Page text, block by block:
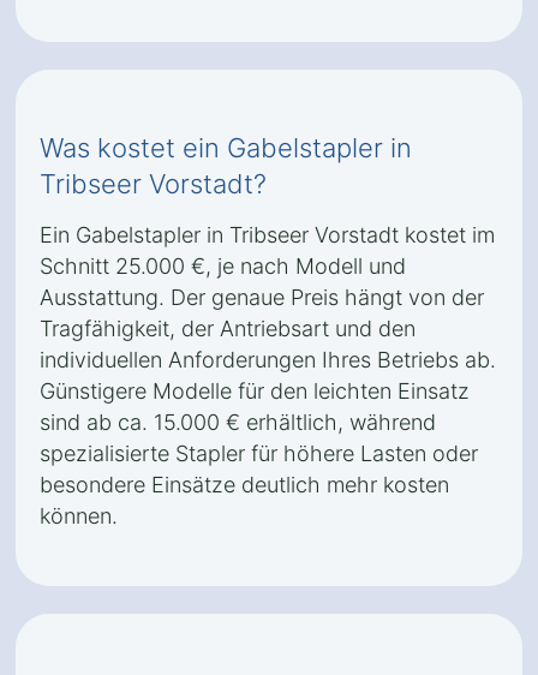
Was kostet ein Gabelstapler in
Tribseer Vorstadt?
Ein Gabelstapler in Tribseer Vorstadt kostet im
Schnitt 25.000 €, je nach Modell und
Ausstattung. Der genaue Preis hängt von der
Tragfähigkeit, der Antriebsart und den
individuellen Anforderungen Ihres Betriebs ab.
Günstigere Modelle für den leichten Einsatz
sind ab ca. 15.000 € erhältlich, während
spezialisierte Stapler für höhere Lasten oder
besondere Einsätze deutlich mehr kosten
können.